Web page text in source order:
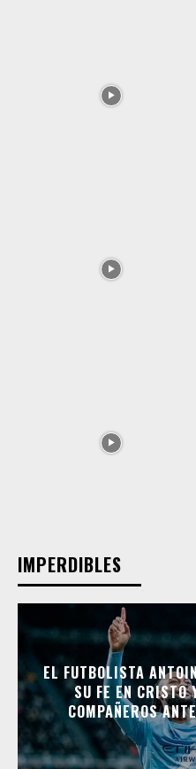
IMPERDIBLES
EL FUTBOLISTA
SU FE EN CRISTO
COMPAÑEROS